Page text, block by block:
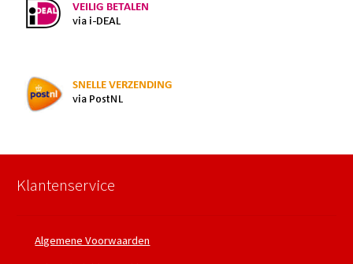
Klantenservice
Algemene Voorwaarden